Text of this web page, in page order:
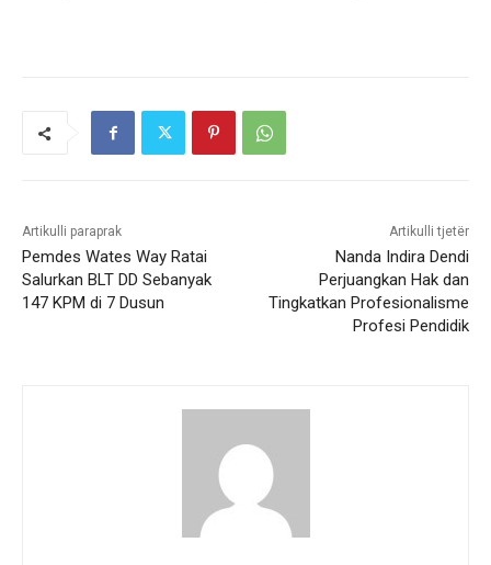
Artikulli paraprak
Pemdes Wates Way Ratai
Salurkan BLT DD Sebanyak
147 KPM di 7 Dusun
Artikulli tjetër
Nanda Indira Dendi
Perjuangkan Hak dan
Tingkatkan Profesionalisme
Profesi Pendidik